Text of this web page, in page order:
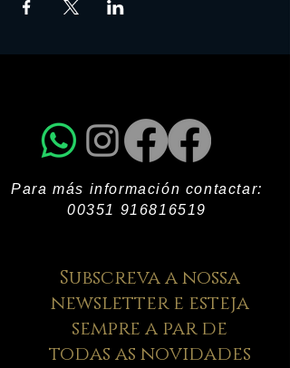
Para más información contactar:
00351 916816519
Subscreva a nossa
newsletter e esteja
sempre a par de
todas as novidades